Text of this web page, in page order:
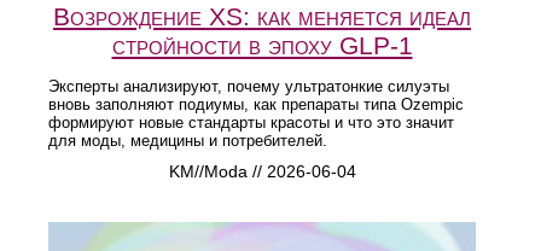
Возрождение XS: как меняется идеал
стройности в эпоху GLP‑1
Эксперты анализируют, почему ультратонкие силуэты
вновь заполняют подиумы, как препараты типа Ozempic
формируют новые стандарты красоты и что это значит
для моды, медицины и потребителей.
KM//Moda // 2026-06-04